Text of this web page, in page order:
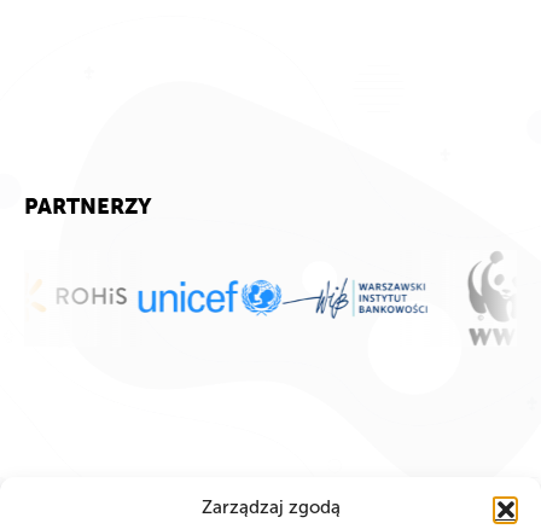
Zarządzaj zgodą
PARTNERZY